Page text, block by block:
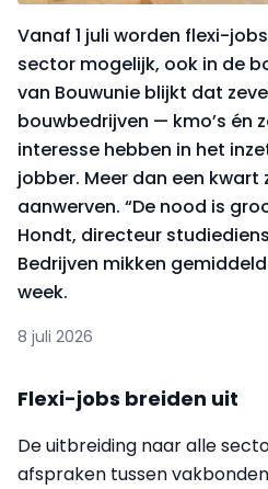
Vanaf 1 juli worden flexi-
sector mogelijk, ook in de
van Bouwunie blijkt dat
bouwbedrijven — kmo’s én
interesse hebben in het
jobber. Meer dan een kwart
aanwerven. “De nood is
Hondt, directeur
Bedrijven mikken
week.
8 juli 2026
Flexi-jobs breiden uit
De uitbreiding naar alle
afspraken tussen